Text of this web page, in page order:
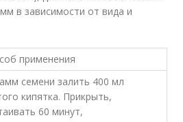
в зависимости от вида и
применения
семени залить 400 мл
кипятка. Прикрыть,
60 минут,